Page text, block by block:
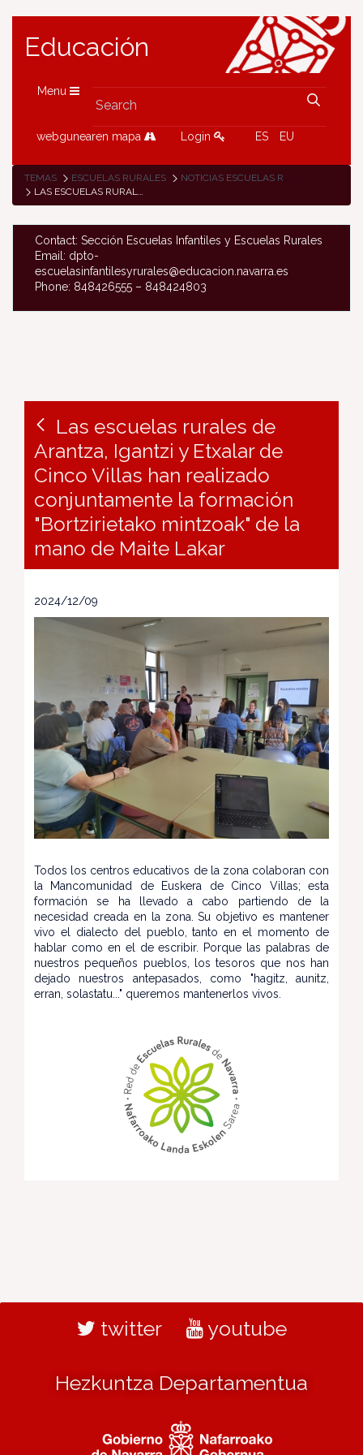
Educación
Menu
webgunearen mapa Login ES EU
TEMAS ESCUELAS RURALES
NOTICIAS ESCUELAS RURALES
LAS ESCUELAS RURALES DE ARANTZA, IGANTZI Y ETXALAR DE CINCO VILLAS HAN REALIZADO CONJUNTAMENTE LA FORMACIÓN "BORTZIRIETAKO MINTZOAK" DE LA MANO DE MAITE LAKAR
Contact: Sección Escuelas Infantiles y Escuelas Rurales
Email: dpto-
escuelasinfantilesyrurales@educacion.navarra.es
Phone: 848426555 – 848424803
Las escuelas rurales de
Arantza, Igantzi y Etxalar de
Cinco Villas han realizado
conjuntamente la formación
"Bortzirietako mintzoak" de la
mano de Maite Lakar
2024/12/09
Todos los centros educativos de la zona colaboran con
la Mancomunidad de Euskera de Cinco Villas; esta
formación se ha llevado a cabo partiendo de la
necesidad creada en la zona. Su objetivo es mantener
vivo el dialecto del pueblo, tanto en el momento de
hablar como en el de escribir. Porque las palabras de
nuestros pequeños pueblos, los tesoros que nos han
dejado nuestros antepasados, como "hagitz, aunitz,
erran, solastatu..." queremos mantenerlos vivos.
twitter youtube
Hezkuntza Departamentua